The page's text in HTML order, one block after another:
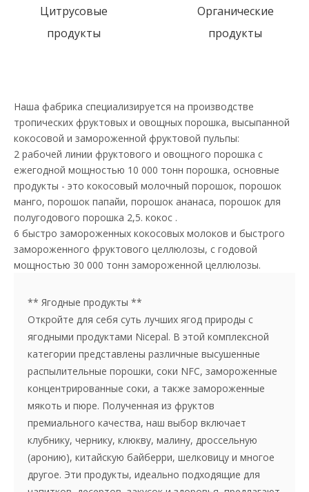
Цитрусовые
продукты
Органические
продукты
Наша фабрика специализируется на производстве
тропических фруктовых и овощных порошка, высыпанной
кокосовой и замороженной фруктовой пульпы:
2 рабочей линии фруктового и овощного порошка с
ежегодной мощностью 10 000 тонн порошка, основные
продукты - это кокосовый молочный порошок, порошок
манго, порошок папайи, порошок ананаса, порошок для
полугодового порошка 2,5. кокос .
6 быстро замороженных кокосовых молоков и быстрого
замороженного фруктового целлюлозы, с годовой
мощностью 30 000 тонн замороженной целлюлозы.
** Ягодные продукты **
Откройте для себя суть лучших ягод природы с
ягодными продуктами Nicepal. В этой комплексной
категории представлены различные высушенные
распылительные порошки, соки NFC, замороженные
концентрированные соки, а также замороженные
мякоть и пюре. Полученная из фруктов
премиального качества, наш выбор включает
клубнику, чернику, клюкву, малину, дроссельную
(аронию), китайскую байберри, шелковицу и многое
другое. Эти продукты, идеально подходящие для